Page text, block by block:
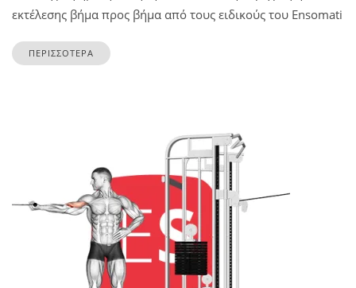
εκτέλεσης βήμα προς βήμα από τους ειδικούς του Ensomati
ΠΕΡΙΣΣΟΤΕΡΑ